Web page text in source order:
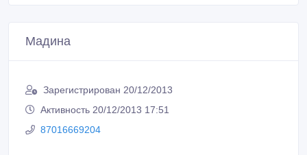
Мадина
Зарегистрирован 20/12/2013
Активность 20/12/2013 17:51
87016669204